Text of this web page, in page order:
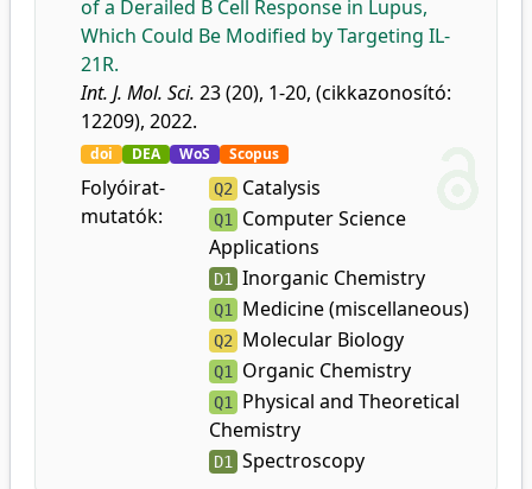
of a Derailed B Cell Response in Lupus,
Which Could Be Modified by Targeting IL-
21R.
Int. J. Mol. Sci. 23 (20), 1-20, (cikkazonosító:
12209), 2022.
doi DEA WoS Scopus
Folyóirat-
mutatók:
Q2 Catalysis
Q1
Computer Science
Applications
D1 Inorganic Chemistry
Q1 Medicine (miscellaneous)
Q2 Molecular Biology
Q1 Organic Chemistry
Q1
Physical and Theoretical
Chemistry
D1 Spectroscopy